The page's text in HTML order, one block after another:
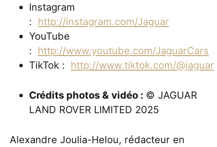
Instagram
: http://instagram.com/Jaguar
YouTube
: http://www.youtube.com/JaguarCars
TikTok : http://www.tiktok.com/@jaguar
Crédits photos & vidéo : © JAGUAR
LAND ROVER LIMITED 2025
Alexandre Joulia-Helou, rédacteur en